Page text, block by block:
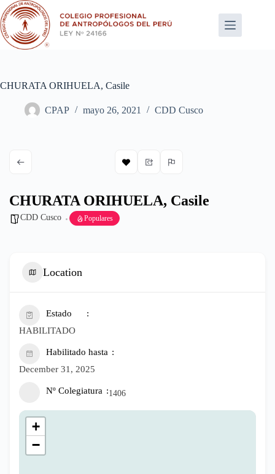
Saltar
al
contenido
CHURATA ORIHUELA, Casile
CPAP mayo 26, 2021 CDD Cusco
CHURATA ORIHUELA, Casile
CDD Cusco Populares
Location
Estado
HABILITADO
Habilitado hasta
December 31, 2025
Nº Colegiatura 1406
+
−